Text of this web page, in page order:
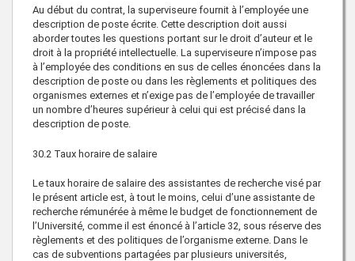
Au début du contrat, la superviseure fournit à l’employée une
description de poste écrite. Cette description doit aussi
aborder toutes les questions portant sur le droit d’auteur et le
droit à la propriété intellectuelle. La superviseure n’impose pas
à l’employée des conditions en sus de celles énoncées dans la
description de poste ou dans les règlements et politiques des
organismes externes et n’exige pas de l’employée de travailler
un nombre d’heures supérieur à celui qui est précisé dans la
description de poste.
30.2 Taux horaire de salaire
Le taux horaire de salaire des assistantes de recherche visé par
le présent article est, à tout le moins, celui d’une assistante de
recherche rémunérée à même le budget de fonctionnement de
l’Université, comme il est énoncé à l’article 32, sous réserve des
règlements et des politiques de l’organisme externe. Dans le
cas de subventions partagées par plusieurs universités,